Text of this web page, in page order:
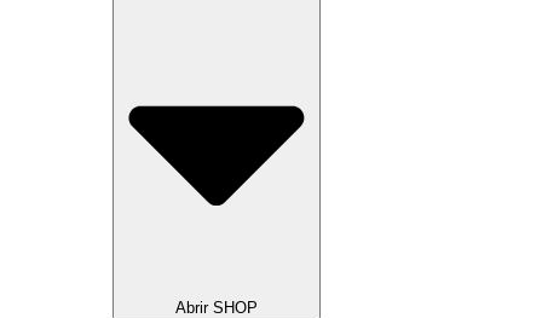
Abrir SHOP